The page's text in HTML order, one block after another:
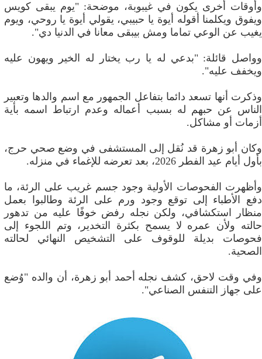
وأوقات أخرى يكون في غيبوبة، موضحة: "يوم يبقى كويس
ويفوق ويكلمنا أقوله أيوة يا حبيبي، يقولي أيوة يا روحي، ويوم
يغيب عن الوعي تماما ومش بيبقى معانا في الدنيا دي".
وواصل قائلة: "بدعي له يا رب يختار له الخير ويهون عليه
ويخفف عليه".
وذكرت أنها تسعد دائما بتفاعل الجمهور مع اسم والدها وتعبير
الناس عن حبهم له بسبب أعماله وعدم ارتباط اسمه بأية
أزمات أو مشاكل.
وكان أبو زهرة قد نُقل إلى المستشفى في وضع صحي حرج،
بأول أيام عيد الفطر 2026، بعد تعرضه للإغماء في منزله.
وأظهرت الفحوصات الأولية وجود جسم غريب على الرئة، ما
دفع الأطباء إلى توقع وجود ورم على الرئة وطالبوا بعمل
منظار استكشافي، ولكن نجله رفض خوفًا عليه من تدهور
حالته ولأن عمره لا يسمح بكثرة التخدير، وتم اللجوء إلى
فحوصات بديلة للوقوف على التشخيص النهائي لحالته
الصحية.
وفي وقت لاحق، كشف نجله أحمد أبو زهرة، أن والده "وُضع
على جهاز التنفس الصناعي".